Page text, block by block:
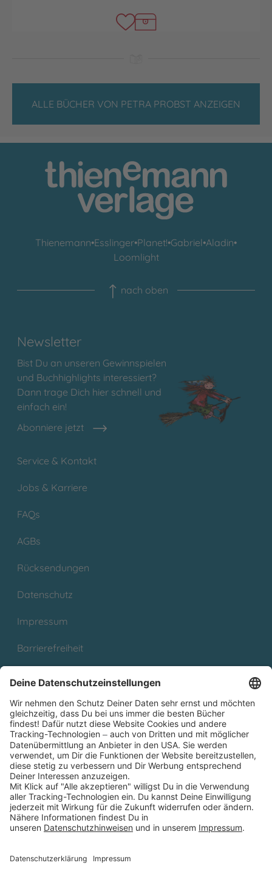
ALLE BÜCHER VON PETRA PROBST ANZEIGEN
Thienemann•Esslinger•Planet!•Gabriel•Aladin•
Loomlight
nach oben
Newsletter
Bist Du an unseren Gewinnspielen
und Buchhighlights interessiert?
Dann trage Dich hier schnell und
einfach ein!
Abonniere jetzt
Service & Kontakt
Jobs & Karriere
FAQs
AGBs
Rücksendungen
Datenschutz
Impressum
Barrierefreiheit
Partnerprogramm (Affiliate)
Folge uns auf
* Versandkostenfrei ab 9,00 € Bestellwert innerhalb
Deutschlands
** Lieferzeit 1-3 Werktage innerhalb Deutschlands
Thienemann-Esslinger Verlag GmbH, Blumenstraße 36, D-70182